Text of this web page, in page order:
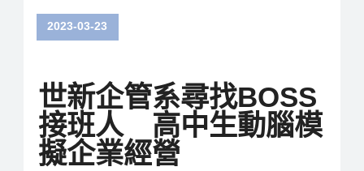
2023-03-23
世新企管系尋找BOSS
接班人 高中生動腦模
擬企業經營